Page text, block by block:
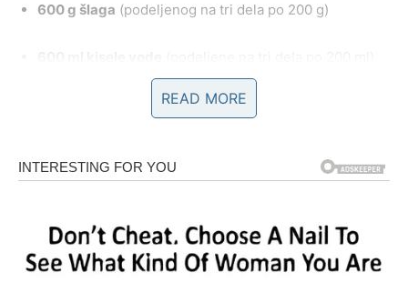
600 g šlaga (podeljenog na tri dela po 200 g)
300 g mlevenog plazma keksa
100 g čokolade(za dekoraciju i preliv)
READ MORE